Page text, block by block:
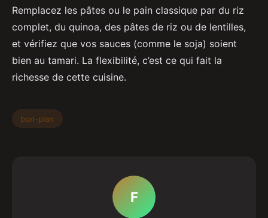
Remplacez les pâtes ou le pain classique par du riz
complet, du quinoa, des pâtes de riz ou de lentilles,
et vérifiez que vos sauces (comme le soja) soient
bien au tamari. La flexibilité, c’est ce qui fait la
richesse de cette cuisine.
bon-plan
F